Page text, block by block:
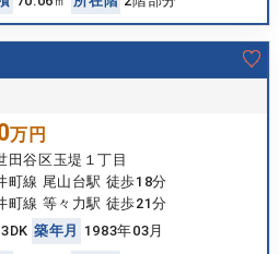
万円
田谷区玉堤１丁目
町線 尾山台駅 徒歩18分
町線 等々力駅 徒歩21分
3DK 築年月
1983年03月